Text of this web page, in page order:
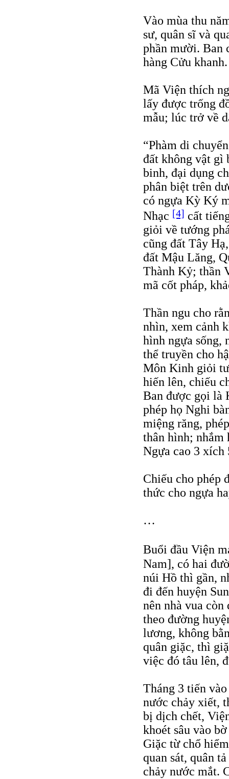
Vào mùa thu
sư, quân sĩ và
phần mười. Ban
hàng Cửu khanh.
Mã Viện thích
lấy được trống
mẫu; lúc trở về
“Phàm di
đất không vật gì
binh, đại dụng
phân biệt trên
có ngựa Kỳ Ký
Nhạc [4] cất
giỏi về tướng
cũng đất Tây
đất Mậu Lăng,
Thành Kỷ; thần
mã cốt pháp,
Thần ngu cho
nhìn, xem cảnh
hình ngựa sống,
thể truyền cho
Môn Kinh giỏi
hiến lên, chiếu
Ban được gọi là
phép họ Nghi
miệng răng,
thân hình; nhắm
Ngựa cao 3 xích
Chiếu cho phép
thức cho ngựa
…
Buổi đầu Viện
Nam], có hai
núi Hồ thì gần,
đi đến huyện
nên nhà vua
theo đường
lương, không
quân giặc, thì
việc đó tâu lên,
Tháng 3 tiến
nước chảy xiết,
bị dịch chết,
khoét sâu vào
Giặc từ chổ
quan sát, quân
chảy nước mắt.